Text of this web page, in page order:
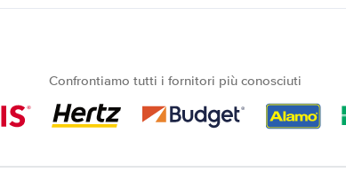
Confrontiamo tutti i fornitori più conosciuti